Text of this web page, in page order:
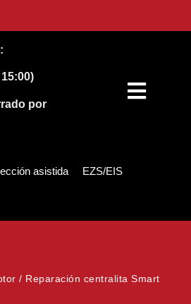
por
asistida EZS/EIS
/ Reparación centralita Smart